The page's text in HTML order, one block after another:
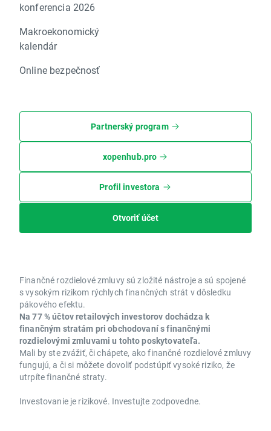
konferencia 2026
Makroekonomický
kalendár
Online bezpečnosť
Partnerský program
xopenhub.pro
Profil investora
Otvoriť účet
Finančné rozdielové zmluvy sú zložité nástroje a sú spojené
s vysokým rizikom rýchlych finančných strát v dôsledku
pákového efektu.
Na 77 % účtov retailových investorov dochádza k
finančným stratám pri obchodovaní s finančnými
rozdielovými zmluvami u tohto poskytovateľa.
Mali by ste zvážiť, či chápete, ako finančné rozdielové zmluvy
fungujú, a či si môžete dovoliť podstúpiť vysoké riziko, že
utrpíte finančné straty.
Investovanie je rizikové. Investujte zodpovedne.